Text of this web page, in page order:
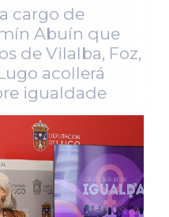
cargo de
Abuín que
de Vilalba, Foz,
acollerá
igualdade